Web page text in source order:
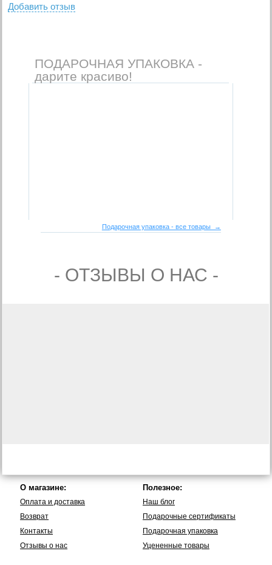
Добавить отзыв
ПОДАРОЧНАЯ УПАКОВКА -
дарите красиво!
Подарочная упаковка - все товары →
- ОТЗЫВЫ О НАС -
О магазине:
Оплата и доставка
Возврат
Контакты
Отзывы о нас
Полезное:
Наш блог
Подарочные сертификаты
Подарочная упаковка
Уцененные товары